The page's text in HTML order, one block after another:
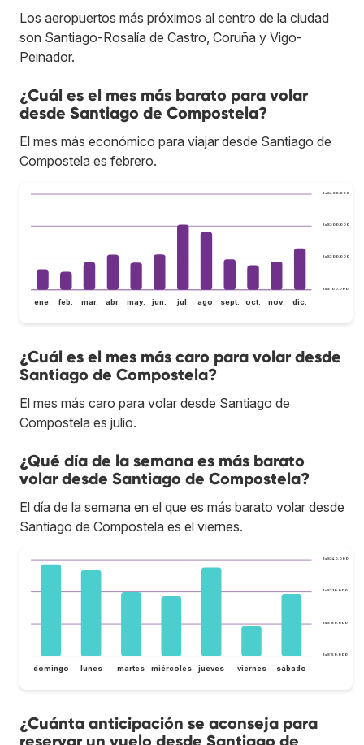
Los aeropuertos más próximos al centro de la ciudad
son Santiago-Rosalía de Castro, Coruña y Vigo-
Peinador.
¿Cuál es el mes más barato para volar
desde Santiago de Compostela?
El mes más económico para viajar desde Santiago de
Compostela es febrero.
Bs.S100.000
Bs.S200.000
Bs.S300.000
Bs.S400.000
ene. feb. mar. abr. may. jun. jul. ago. sept. oct. nov. dic.
¿Cuál es el mes más caro para volar desde
Santiago de Compostela?
El mes más caro para volar desde Santiago de
Compostela es julio.
¿Qué día de la semana es más barato
volar desde Santiago de Compostela?
El día de la semana en el que es más barato volar desde
Santiago de Compostela es el viernes.
Bs.S150.000
Bs.S180.000
Bs.S210.000
Bs.S240.000
domingo lunes martes miércoles jueves viernes sábado
¿Cuánta anticipación se aconseja para
reservar un vuelo desde Santiago de